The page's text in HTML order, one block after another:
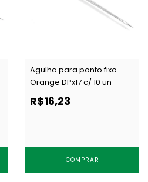
Agulha para ponto fixo
Orange DPx17 c/ 10 un
R$16,23
COMPRAR